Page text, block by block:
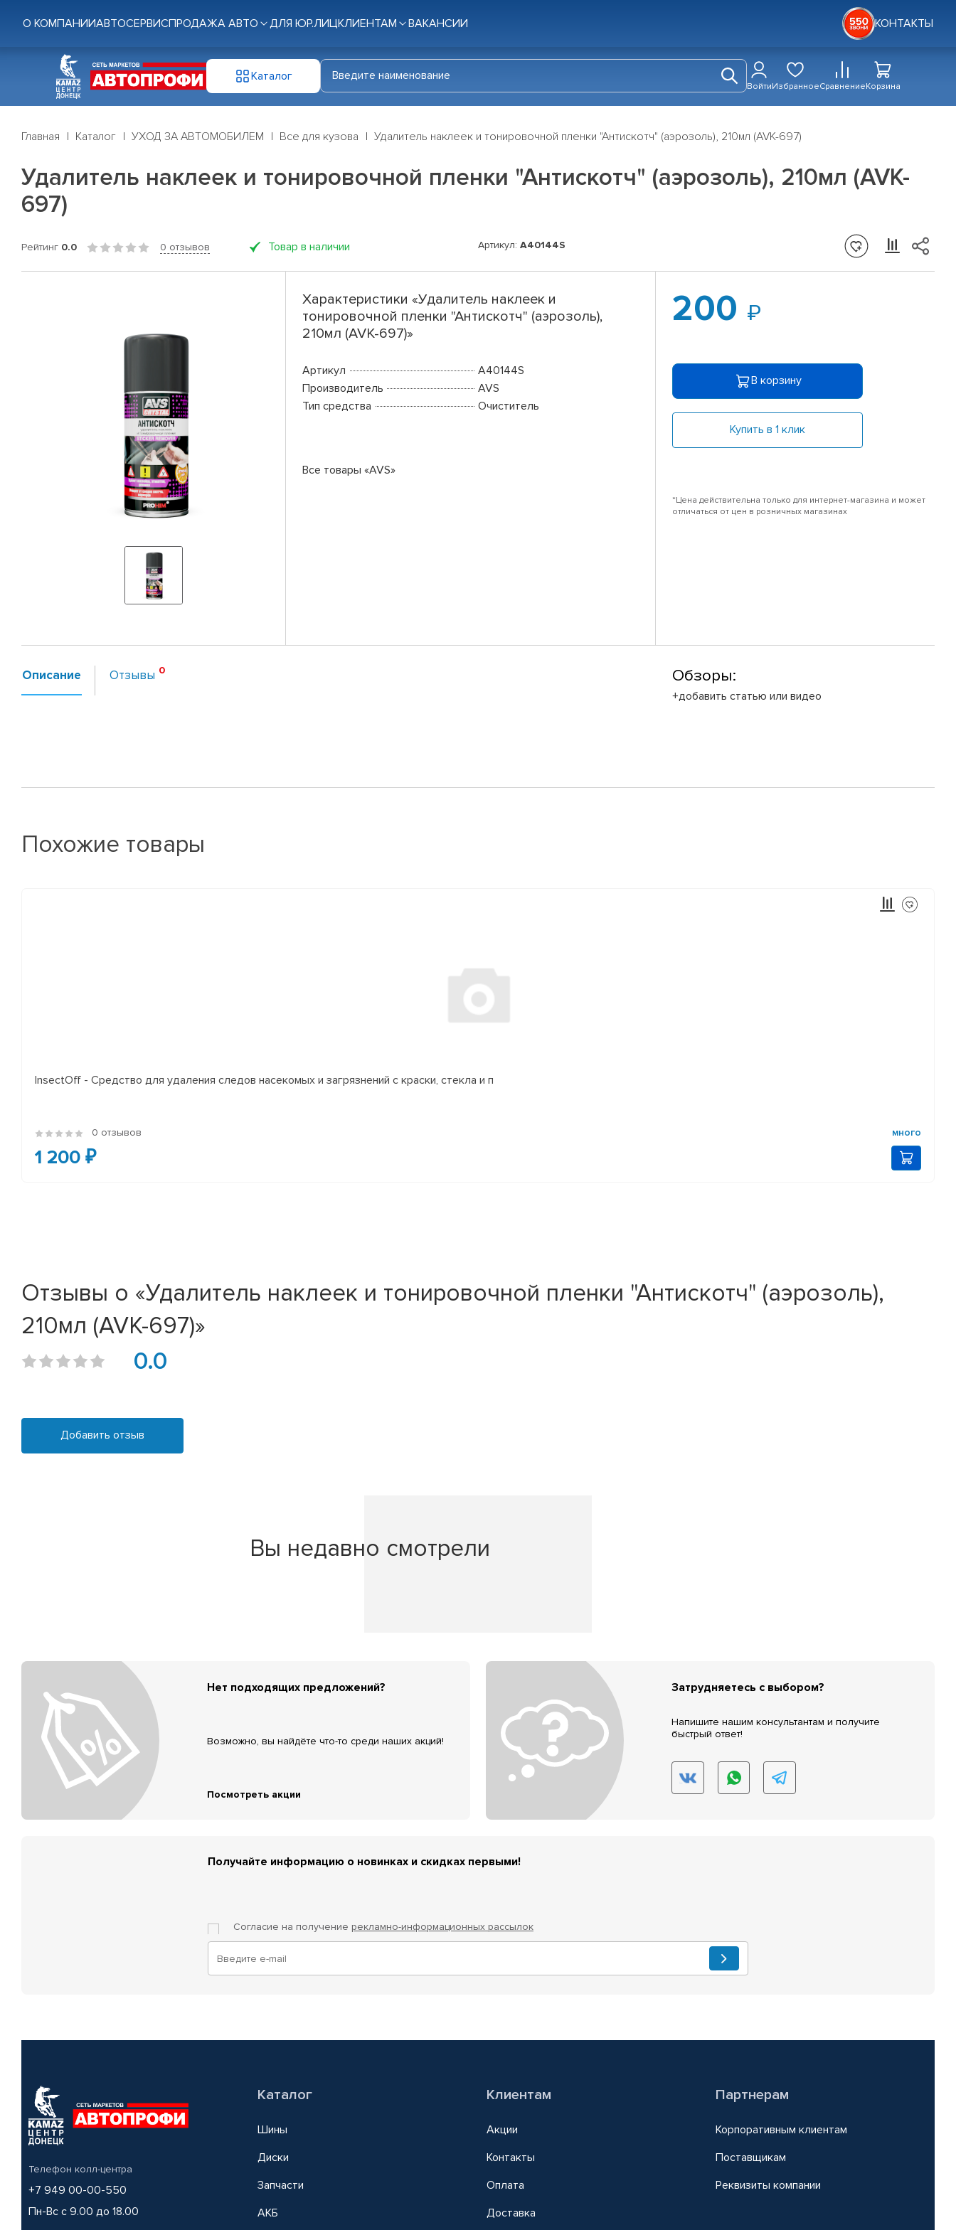
О КОМПАНИИАВТОСЕРВИСПРОДАЖА АВТО ДЛЯ ЮР.ЛИЦКЛИЕНТАМ ВАКАНСИИ КОНТАКТЫ
Каталог
ВойтиИзбранноеСравнениеКорзина
Главная Каталог УХОД ЗА АВТОМОБИЛЕМ Все для кузова Удалитель наклеек и тонировочной пленки "Антискотч" (аэрозоль), 210мл (AVK-697)
Удалитель наклеек и тонировочной пленки "Антискотч" (аэрозоль), 210мл (AVK-
697)
Рейтинг 0.0 0 отзывов Товар в наличии Артикул: A40144S
Характеристики «Удалитель наклеек и
тонировочной пленки "Антискотч" (аэрозоль),
210мл (AVK-697)»
Артикул
A40144S
Производитель
AVS
Тип средства
Очиститель
Все товары «AVS»
200
В корзину
Купить в 1 клик
*Цена действительна только для интернет-магазина и может
отличаться от цен в розничных магазинах
Описание Отзывы Обзоры:
+добавить статью или видео
Похожие товары
InsectOff - Средство для удаления следов насекомых и загрязнений с краски, стекла и п
0 отзывов много
1 200 ₽
Отзывы о «Удалитель наклеек и тонировочной пленки "Антискотч" (аэрозоль),
210мл (AVK-697)»
0.0
Добавить отзыв
Вы недавно смотрели
Нет подходящих предложений?
Возможно, вы найдёте что-то среди наших акций!
Посмотреть акции
Затрудняетесь с выбором?
Напишите нашим консультантам и получите
быстрый ответ!
Получайте информацию о новинках и скидках первыми!
Согласие на получение рекламно-информационных рассылок
Телефон колл-центра
+7 949 00-00-550
Пн-Вс с 9.00 до 18.00
Каталог
Шины
Диски
Запчасти
АКБ
Клиентам
Акции
Контакты
Оплата
Доставка
Партнерам
Корпоративным клиентам
Поставщикам
Реквизиты компании